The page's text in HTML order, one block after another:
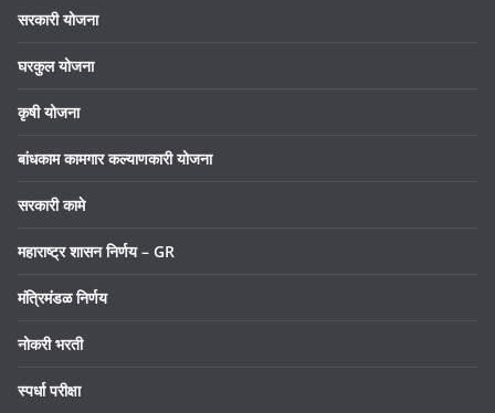
सरकारी योजना
घरकुल योजना
कृषी योजना
बांधकाम कामगार कल्याणकारी योजना
सरकारी कामे
महाराष्ट्र शासन निर्णय – GR
मंत्रिमंडळ निर्णय
नोकरी भरती
स्पर्धा परीक्षा